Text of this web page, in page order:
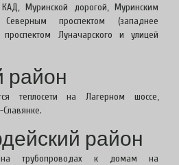
КАД, Муринской дорогой, Муринским
проспектом (западнее
проспектом Луначарского и улицей
район
теплосети на Лагерном шоссе,
район
на трубопроводах к домам на